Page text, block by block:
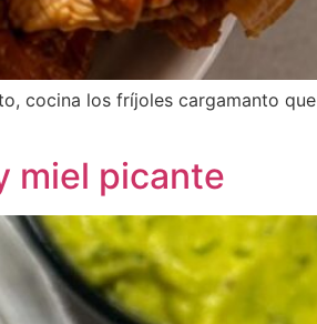
cocina los fríjoles cargamanto que
miel picante